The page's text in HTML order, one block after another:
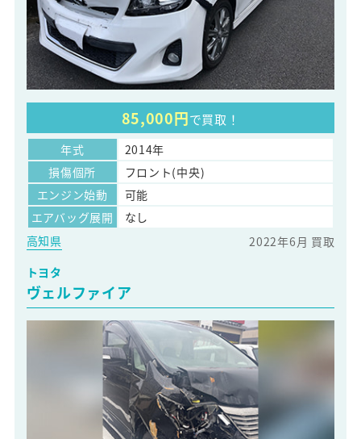
85,000円で買取！
年式
2014年
損傷個所
フロント(中央)
エンジン始動
可能
エアバッグ展開
なし
高知県
2022年6月 買取
トヨタ
ヴェルファイア